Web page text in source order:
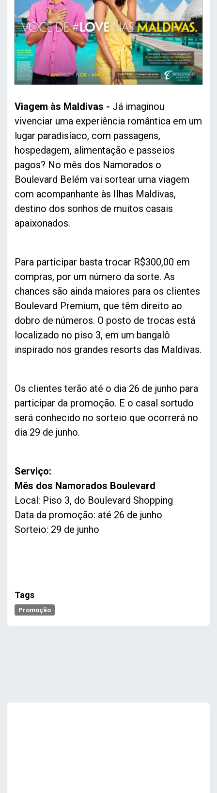
Viagem às Maldivas - Já imaginou
vivenciar uma experiência romântica em um
lugar paradisíaco, com passagens,
hospedagem, alimentação e passeios
pagos? No mês dos Namorados o
Boulevard Belém vai sortear uma viagem
com acompanhante às Ilhas Maldivas,
destino dos sonhos de muitos casais
apaixonados.
Para participar basta trocar R$300,00 em
compras, por um número da sorte. As
chances são ainda maiores para os clientes
Boulevard Premium, que têm direito ao
dobro de números. O posto de trocas está
localizado no piso 3, em um bangalô
inspirado nos grandes resorts das Maldivas.
Os clientes terão até o dia 26 de junho para
participar da promoção. E o casal sortudo
será conhecido no sorteio que ocorrerá no
dia 29 de junho.
Serviço:
Mês dos Namorados Boulevard
Local: Piso 3, do Boulevard Shopping
Data da promoção: até 26 de junho
Sorteio: 29 de junho
Tags
Promoção